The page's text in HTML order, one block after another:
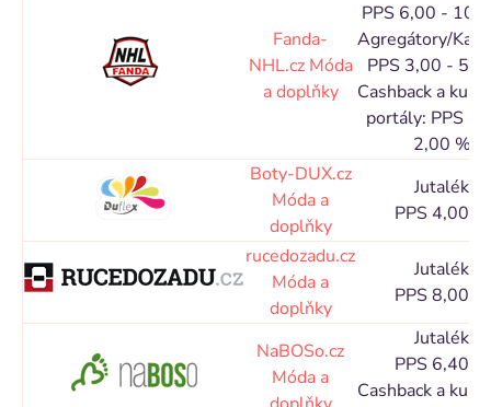
Fanda-
NHL.cz Móda
a doplňky
PPS 6,00 -
Agregátory/
PPS 3,00 -
Cashback a
portály: PPS
2,00 %
Boty-DUX.cz
Móda a
doplňky
Jutalék
PPS 4,00 %
rucedozadu.cz
Móda a
doplňky
Jutalék
PPS 8,00 %
NaBOSo.cz
Móda a
Jutalék
PPS 6,40 %
Cashback a